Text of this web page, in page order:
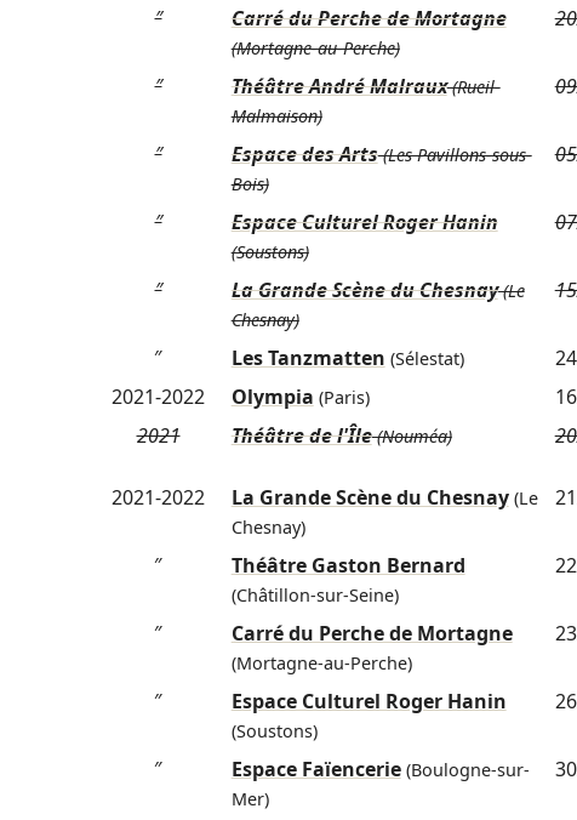
″ Carré du Perche de Mortagne
(Mortagne-au-Perche)
″ Théâtre André Malraux(Rueil-
Malmaison)
″ Espace des Arts(Les Pavillons-sous-
Bois)
″ Espace Culturel Roger Hanin
(Soustons)
″ La Grande Scène du Chesnay(Le
Chesnay)
″ Les Tanzmatten (Sélestat)
2021-2022
Olympia (Paris)
2021 Théâtre de l'Île(Nouméa)
2021-2022 La Grande Scène du Chesnay(Le
Chesnay)
″ Théâtre Gaston Bernard
(Châtillon-sur-Seine)
″ Carré du Perche de Mortagne
(Mortagne-au-Perche)
″ Espace Culturel Roger Hanin
(Soustons)
″ Espace Faïencerie(Boulogne-sur-
Mer)